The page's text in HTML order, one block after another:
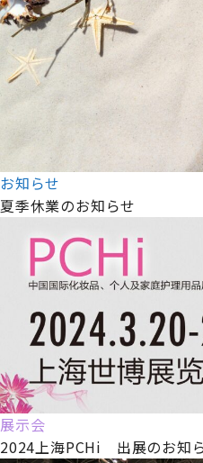
お知らせ
夏季休業のお知らせ
展示会
2024上海PCHi 出展のお知